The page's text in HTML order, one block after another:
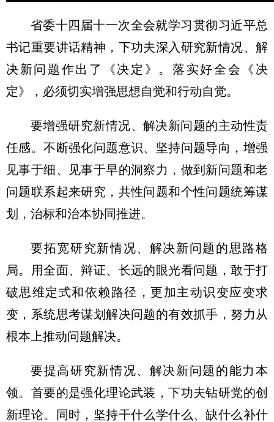
省委十四届十一次全会就学习贯彻习近平总
书记重要讲话精神，下功夫深入研究新情况、解
决新问题作出了《决定》。落实好全会《决
定》，必须切实增强思想自觉和行动自觉。
要增强研究新情况、解决新问题的主动性责
任感。不断强化问题意识、坚持问题导向，增强
见事于细、见事于早的洞察力，做到新问题和老
问题联系起来研究，共性问题和个性问题统筹谋
划，治标和治本协同推进。
要拓宽研究新情况、解决新问题的思路格
局。用全面、辩证、长远的眼光看问题，敢于打
破思维定式和依赖路径，更加主动识变应变求
变，系统思考谋划解决问题的有效抓手，努力从
根本上推动问题解决。
要提高研究新情况、解决新问题的能力本
领。首要的是强化理论武装，下功夫钻研党的创
新理论。同时，坚持干什么学什么、缺什么补什